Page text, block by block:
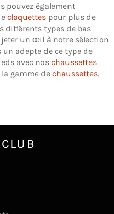
pouvez également
claquettes pour plus de
différents types de bas
un œil à notre sélection
un adepte de ce type de
avec nos chaussettes
gamme de chaussettes.